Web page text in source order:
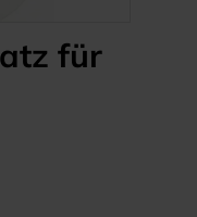
für